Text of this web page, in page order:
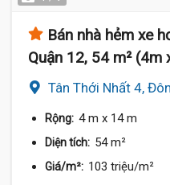
Bán nhà hẻm xe
Quận 12, 54 m² (4m
Tân Thới Nhất 4,
Rộng: 4 m x 14 m
Diện tích: 54 m²
Giá/m²: 103 triệu/m²